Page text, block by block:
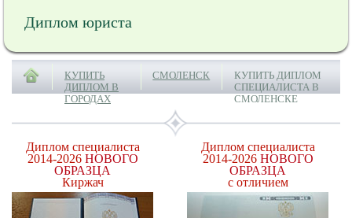
Диплом юриста
КУПИТЬ
ДИПЛОМ В
ГОРОДАХ
СМОЛЕНСК
КУПИТЬ ДИПЛОМ
СПЕЦИАЛИСТА В
СМОЛЕНСКЕ
Диплом специалиста
2014-2026 НОВОГО
ОБРАЗЦА
Киржач
Диплом специалиста
2014-2026 НОВОГО
ОБРАЗЦА
с отличием